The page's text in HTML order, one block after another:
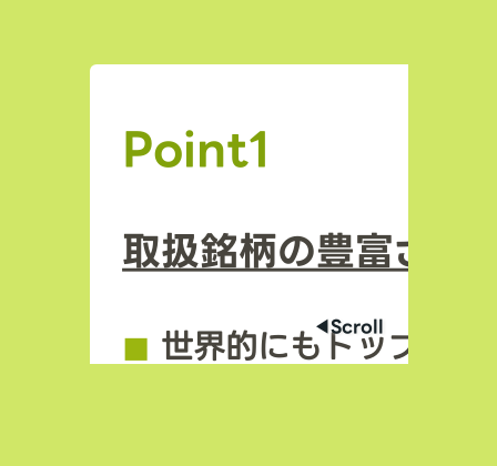
Point1
取扱銘柄の豊富さ
◼︎ 世界的にもトップクラ
◀︎Scroll